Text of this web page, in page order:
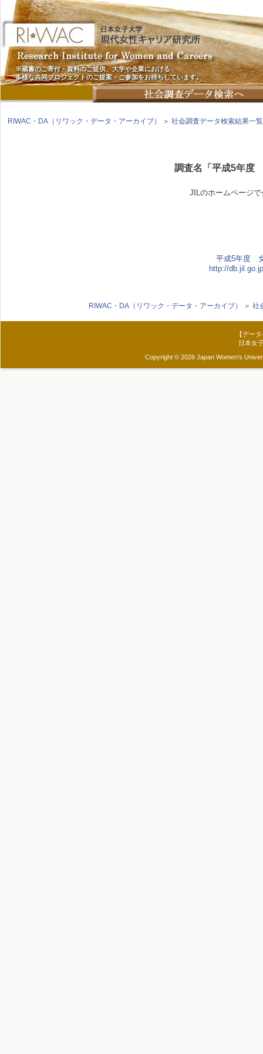
※蔵書のご寄付・資料のご提供、大学や企業における
多様な共同プロジェクトのご提案・ご参加をお待ちしています。
RIWAC・DA（リワック・データ・アーカイブ） ＞ 社会調査データ検索結果一覧
調査名「平成5年度
JILのホームページ
平成5年度
http://
RIWAC・DA（リワック・データ・アーカイブ） ＞ 社
【デー
日本女
Copyright © 2026 Japan Women's